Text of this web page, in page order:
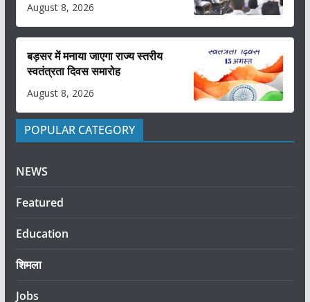
August 8, 2026
बड़सर में मनाया जाएगा राज्य स्तरीय
स्वतंत्रता दिवस समारोह
August 8, 2026
POPULAR CATEGORY
NEWS
Featured
Education
शिमला
Jobs